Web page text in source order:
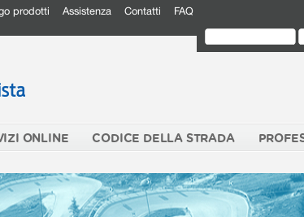
prodotti Assistenza Contatti FAQ
ONLINE CODICE DELLA STRADA